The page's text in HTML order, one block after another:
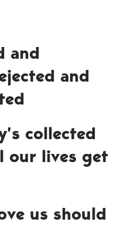
and
and
collected
our lives get
us should